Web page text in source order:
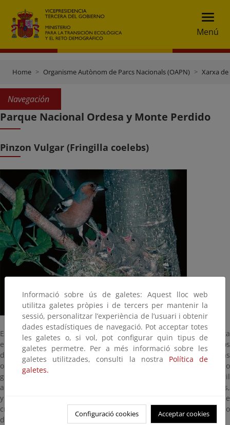
Menú
Home Organisme Autònom de Parcs Nacionals (OAPN) Xarxa
Navegación
Parque Nacional Ordesa y Monte Perdido
Pinzon Vulgar (Fringilla coelebs)
Es uno de los fringílidos que más abunda en nuestro país. Habita
en todo tipo de bosques, llegando hasta los últimos pinos negros
de los bosques pirenaicos. En ocasiones se forman bandadas
organizadas por sexos. Mide 15 centímetros y construye el nido
generalmente muy bajo en arbustos o árboles, donde cría de abril
a julio. Se alimenta de semillas forestales e insectos perjudiciales,
y es especialmente útil, porque destroza gran cantidad de
crisálidas para aprovechar la seda de sus capullos en el forrado
de su nido.
Informació sobre ús de galetes: Aquest lloc web
utilitza galetes pròpies i de tercers per mantenir la
sessió, personalitzar l’experiència de l’usuari i obtenir
dades estadístiques de navegació. Pot acceptar totes
les galetes o, si vol, pot configurar quin tipus de
galetes permetre. Per a més informació sobre les
galetes utilitzades, consulti la nostra Política de
galetes.
Configuració cookies Acceptar cookies